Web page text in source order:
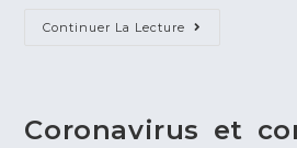
Continuer La Lecture
Coronavirus et